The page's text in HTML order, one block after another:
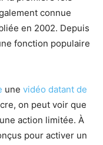
connue
en 2002. Depuis
fonction populaire
une vidéo datant de
on peut voir que
action limitée. À
pour activer un